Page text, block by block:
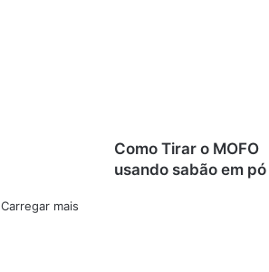
Como Tirar o MOFO
usando sabão em pó
Carregar mais